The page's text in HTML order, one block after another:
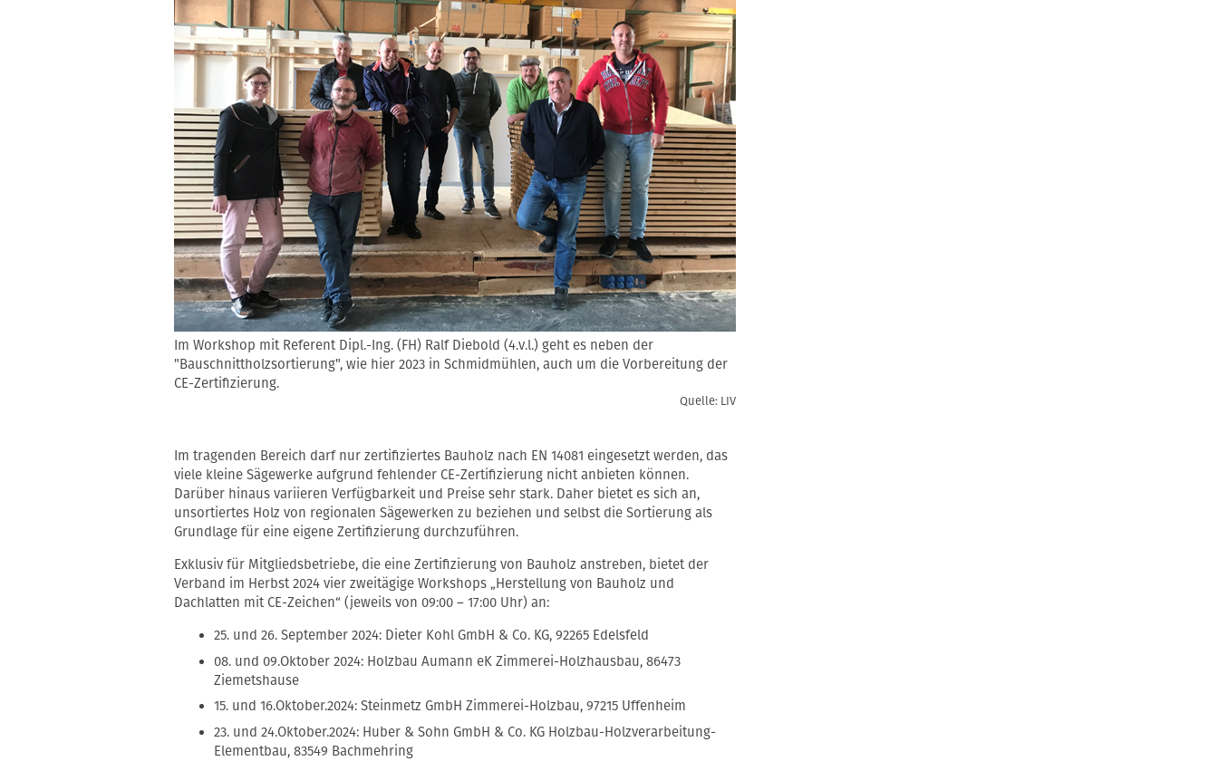
Im Workshop mit Referent Dipl.-Ing. (FH) Ralf Diebold (4.v.l.) geht es neben der
"Bauschnittholzsortierung", wie hier 2023 in Schmidmühlen, auch um die Vorbereitung der
CE-Zertifizierung.
Quelle: LIV
Im tragenden Bereich darf nur zertifiziertes Bauholz nach EN 14081 eingesetzt werden, das
viele kleine Sägewerke aufgrund fehlender CE-Zertifizierung nicht anbieten können.
Darüber hinaus variieren Verfügbarkeit und Preise sehr stark. Daher bietet es sich an,
unsortiertes Holz von regionalen Sägewerken zu beziehen und selbst die Sortierung als
Grundlage für eine eigene Zertifizierung durchzuführen.
Exklusiv für Mitgliedsbetriebe, die eine Zertifizierung von Bauholz anstreben, bietet der
Verband im Herbst 2024 vier zweitägige Workshops „Herstellung von Bauholz und
Dachlatten mit CE-Zeichen“ (jeweils von 09:00 – 17:00 Uhr) an:
25. und 26. September 2024: Dieter Kohl GmbH & Co. KG, 92265 Edelsfeld
08. und 09.Oktober 2024: Holzbau Aumann eK Zimmerei-Holzhausbau, 86473
Ziemetshause
15. und 16.Oktober.2024: Steinmetz GmbH Zimmerei-Holzbau, 97215 Uffenheim
23. und 24.Oktober.2024: Huber & Sohn GmbH & Co. KG Holzbau-Holzverarbeitung-
Elementbau, 83549 Bachmehring